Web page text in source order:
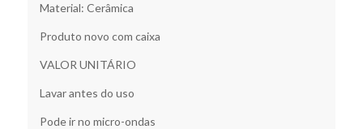
Material: Cerâmica
Produto novo com caixa
VALOR UNITÁRIO
Lavar antes do uso
Pode ir no micro-ondas